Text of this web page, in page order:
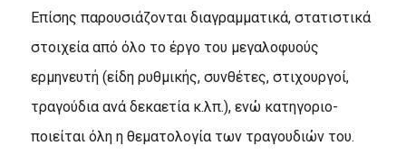
Επίσης παρουσιάζονται διαγραμματικά, στατιστικά
στοιχεία από όλο το έργο του μεγαλοφυούς
ερμηνευτή (είδη ρυθμικής, συνθέτες, στιχουργοί,
τραγούδια ανά δεκαετία κ.λπ.), ενώ κατηγοριο-
ποιείται όλη η θεματολογία των τραγουδιών του.